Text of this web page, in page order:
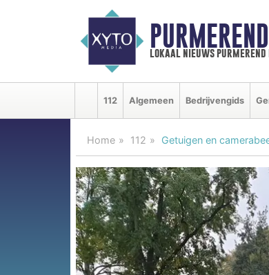
lokaal nieuws purmerend
112 Algemeen Bedrijvengids
Home 112 Getuigen en